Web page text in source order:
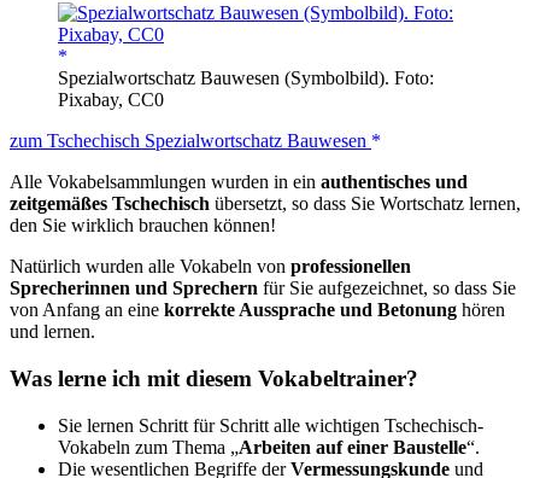
Spezialwortschatz Bauwesen (Symbolbild). Foto:
Pixabay, CC0
zum Tschechisch Spezialwortschatz Bauwesen
Alle Vokabelsammlungen wurden in ein authentisches und
zeitgemäßes Tschechisch übersetzt, so dass Sie Wortschatz lernen,
den Sie wirklich brauchen können!
Natürlich wurden alle Vokabeln von professionellen
Sprecherinnen und Sprechern für Sie aufgezeichnet, so dass Sie
von Anfang an eine korrekte Aussprache und Betonung hören
und lernen.
Was lerne ich mit diesem Vokabeltrainer?
Sie lernen Schritt für Schritt alle wichtigen Tschechisch-
Vokabeln zum Thema „Arbeiten auf einer Baustelle“.
Die wesentlichen Begriffe derVermessungskunde und